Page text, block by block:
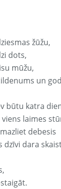
žūžu,
dots,
mūžu,
un
būtu katra
viens laimes
debesis
dzīvi dara